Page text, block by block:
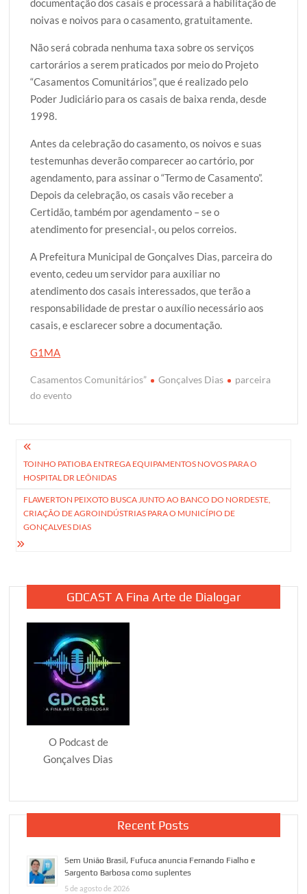
documentação dos casais e processará a habilitação de
noivas e noivos para o casamento, gratuitamente.
Não será cobrada nenhuma taxa sobre os serviços
cartorários a serem praticados por meio do Projeto
“Casamentos Comunitários”, que é realizado pelo
Poder Judiciário para os casais de baixa renda, desde
1998.
Antes da celebração do casamento, os noivos e suas
testemunhas deverão comparecer ao cartório, por
agendamento, para assinar o “Termo de Casamento”.
Depois da celebração, os casais vão receber a
Certidão, também por agendamento – se o
atendimento for presencial-, ou pelos correios.
A Prefeitura Municipal de Gonçalves Dias, parceira do
evento, cedeu um servidor para auxiliar no
atendimento dos casais interessados, que terão a
responsabilidade de prestar o auxílio necessário aos
casais, e esclarecer sobre a documentação.
G1MA
Casamentos Comunitários” Gonçalves Dias
parceira
do evento
Navegação
de
Post
TOINHO PATIOBA ENTREGA EQUIPAMENTOS NOVOS PARA O
HOSPITAL DR LEÔNIDAS
FLAWERTON PEIXOTO BUSCA JUNTO AO BANCO DO NORDESTE,
CRIAÇÃO DE AGROINDÚSTRIAS PARA O MUNICÍPIO DE
GONÇALVES DIAS
GDCAST A Fina Arte de Dialogar
O Podcast de
Gonçalves Dias
Recent Posts
Sem União Brasil, Fufuca anuncia Fernando Fialho e
Sargento Barbosa como suplentes
5 de agosto de 2026